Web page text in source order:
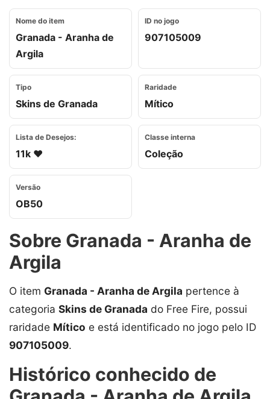
Nome do item
Granada - Aranha de
Argila
ID no jogo
907105009
Tipo
Skins de Granada
Raridade
Mítico
Lista de Desejos:
11k ❤️
Classe interna
Coleção
Versão
OB50
Sobre Granada - Aranha de
Argila
O item Granada - Aranha de Argila pertence à
categoria Skins de Granada do Free Fire, possui
raridade Mítico e está identificado no jogo pelo ID
907105009.
Histórico conhecido de